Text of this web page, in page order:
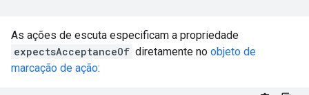
As ações de escuta especificam a propriedade
expectsAcceptanceOf diretamente no objeto de
marcação de ação: